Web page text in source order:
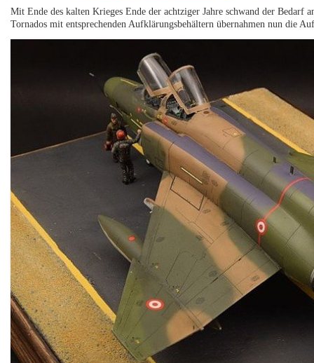
Mit Ende des kalten Krieges Ende der achtziger Jahre schwand der Bedarf
Tornados mit entsprechenden Aufklärungsbehältern übernahmen nun die